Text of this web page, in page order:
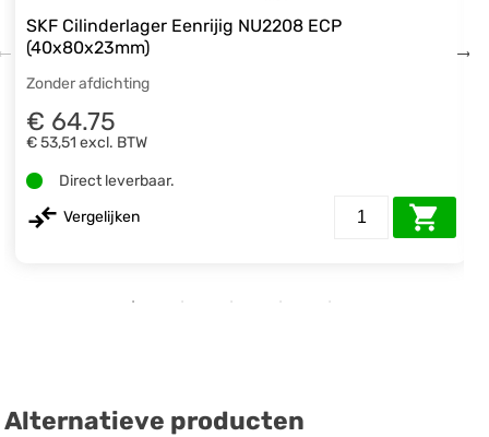
SKF Cilinderlager Eenrijig NU2208 ECP
(40x80x23mm)
Zonder afdichting
€ 64.75
€ 53,51 excl. BTW
Direct leverbaar.
Vergelijken
Alternatieve producten